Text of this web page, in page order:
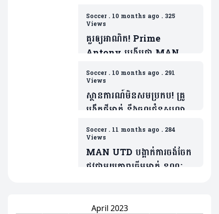
ដ៏ឆ្នើមម្នាក់របស់ Barca ជា
ថ្នូរទិញលក់ផ្ដាច់កុងត្រា
Soccer. 10 months ago . 325
Views
គួរឲ្យអាណិត! Prime
Antony បង្ហើបថា MAN
UTD ធ្វើរឿងមួយដាក់ ដែលជា
ទង្វើមិនផ្តល់តម្លៃឲ្យខ្លួន
Soccer. 10 months ago . 291
Views
ស្ថានការណ៍មិនសមប្រកប! គ្រូ
បង្វឹកថ្មីម្នាក់ នឹងចូលជំនួសលោក
Amorim ប្រសិនក្លឹបមិនធ្វើរឿង
មួយនេះ
Soccer. 11 months ago . 284
Views
MAN UTD បង្អាក់ការចង់ចែក
ផ្លូវជាមួយតារាឆ្នើមម្នាក់ ខណៈត្រូវ
April 2023